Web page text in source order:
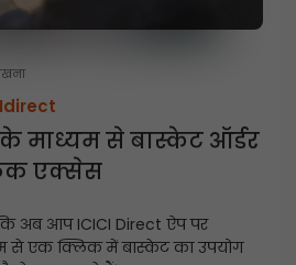
माध्यम से बास्केट ऑर्डर
एक्सेस
अब आप ICICI Direct ऐप पर
से एक क्लिक में बास्केट का उपयोग